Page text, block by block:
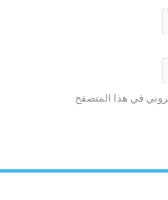
في هذا المتصفح